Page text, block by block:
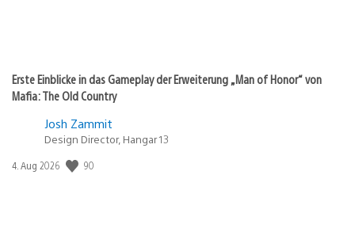
Erste Einblicke in das Gameplay der Erweiterung „Man of Honor“ von
Mafia: The Old Country
Josh Zammit
Design Director, Hangar 13
Veröffentlichungsdatum:
4. Aug 2026 90